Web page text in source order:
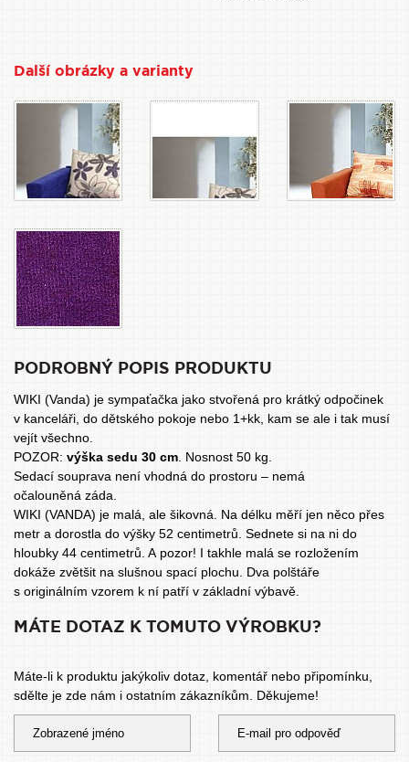
Další obrázky a varianty
PODROBNÝ POPIS PRODUKTU
WIKI (Vanda) je sympaťačka jako stvořená pro krátký odpočinek
v kanceláři, do dětského pokoje nebo 1+kk, kam se ale i tak musí
vejít všechno.
POZOR: výška sedu 30 cm . Nosnost 50 kg.
Sedací souprava není vhodná do prostoru – nemá
očalouněná záda.
WIKI (VANDA) je malá, ale šikovná. Na délku měří jen něco přes
metr a dorostla do výšky 52 centimetrů. Sednete si na ni do
hloubky 44 centimetrů. A pozor! I takhle malá se rozložením
dokáže zvětšit na slušnou spací plochu. Dva polštáře
s originálním vzorem k ní patří v základní výbavě.
MÁTE DOTAZ K TOMUTO VÝROBKU?
Máte-li k produktu jakýkoliv dotaz, komentář nebo připomínku,
sdělte je zde nám i ostatním zákazníkům. Děkujeme!